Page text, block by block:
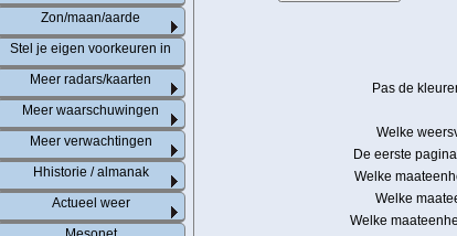
Zon/maan/aarde
Stel je eigen voorkeuren in
Meer radars/kaarten
Meer waarschuwingen
Meer verwachtingen
Hhistorie / almanak
Actueel weer
Pas de
Welke
De eerste
Welke
Welke
Welke